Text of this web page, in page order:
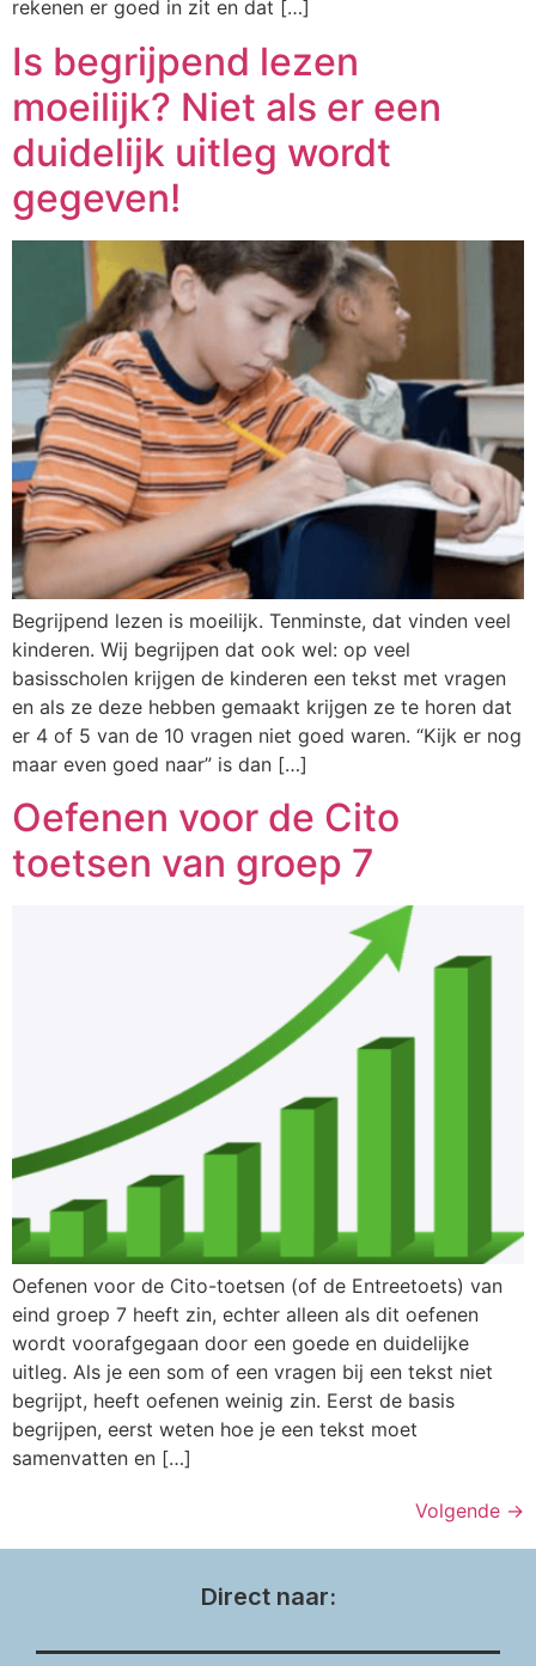
rekenen er goed in zit en dat […]
Is begrijpend lezen
moeilijk? Niet als er een
duidelijk uitleg wordt
gegeven!
Begrijpend lezen is moeilijk. Tenminste, dat vinden veel
kinderen. Wij begrijpen dat ook wel: op veel
basisscholen krijgen de kinderen een tekst met vragen
en als ze deze hebben gemaakt krijgen ze te horen dat
er 4 of 5 van de 10 vragen niet goed waren. “Kijk er nog
maar even goed naar” is dan […]
Oefenen voor de Cito
toetsen van groep 7
Oefenen voor de Cito-toetsen (of de Entreetoets) van
eind groep 7 heeft zin, echter alleen als dit oefenen
wordt voorafgegaan door een goede en duidelijke
uitleg. Als je een som of een vragen bij een tekst niet
begrijpt, heeft oefenen weinig zin. Eerst de basis
begrijpen, eerst weten hoe je een tekst moet
samenvatten en […]
Volgende →
Direct naar: